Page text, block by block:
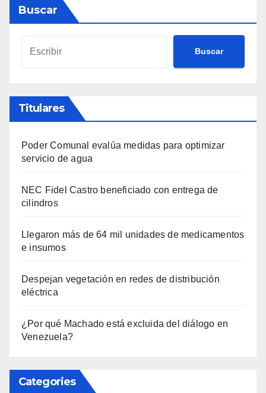
Buscar
Buscar
Titulares
Poder Comunal evalúa medidas para optimizar
servicio de agua
NEC Fidel Castro beneficiado con entrega de
cilindros
Llegaron más de 64 mil unidades de medicamentos
e insumos
Despejan vegetación en redes de distribución
eléctrica
¿Por qué Machado está excluida del diálogo en
Venezuela?
Categories